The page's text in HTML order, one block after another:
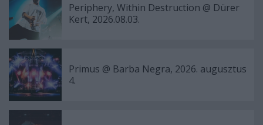
Periphery, Within Destruction @ Dürer
Kert, 2026.08.03.
Primus @ Barba Negra, 2026. augusztus
4.